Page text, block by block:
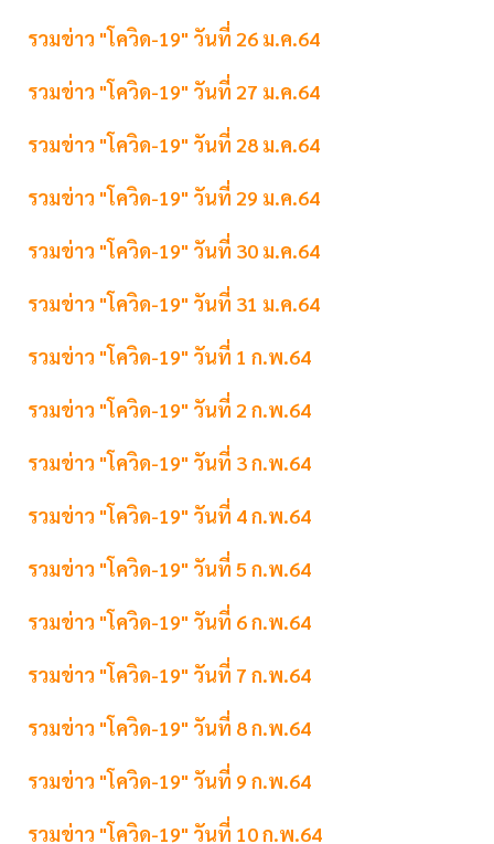
รวมข่าว "โควิด-19" วันที่ 26 ม.ค.64
รวมข่าว "โควิด-19" วันที่ 27 ม.ค.64
รวมข่าว "โควิด-19" วันที่ 28 ม.ค.64
รวมข่าว "โควิด-19" วันที่ 29 ม.ค.64
รวมข่าว "โควิด-19" วันที่ 30 ม.ค.64
รวมข่าว "โควิด-19" วันที่ 31 ม.ค.64
รวมข่าว "โควิด-19" วันที่ 1 ก.พ.64
รวมข่าว "โควิด-19" วันที่ 2 ก.พ.64
รวมข่าว "โควิด-19" วันที่ 3 ก.พ.64
รวมข่าว "โควิด-19" วันที่ 4 ก.พ.64
รวมข่าว "โควิด-19" วันที่ 5 ก.พ.64
รวมข่าว "โควิด-19" วันที่ 6 ก.พ.64
รวมข่าว "โควิด-19" วันที่ 7 ก.พ.64
รวมข่าว "โควิด-19" วันที่ 8 ก.พ.64
รวมข่าว "โควิด-19" วันที่ 9 ก.พ.64
รวมข่าว "โควิด-19" วันที่ 10 ก.พ.64